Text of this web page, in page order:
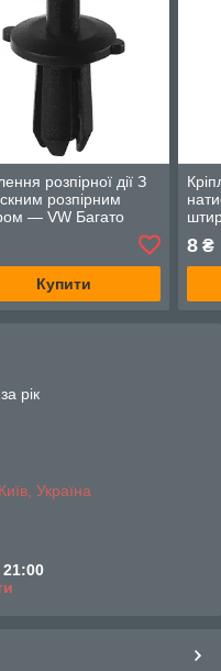
розпірної дії З
розпірним
— VW Багато
Купити
8 ₴
рік
Україна